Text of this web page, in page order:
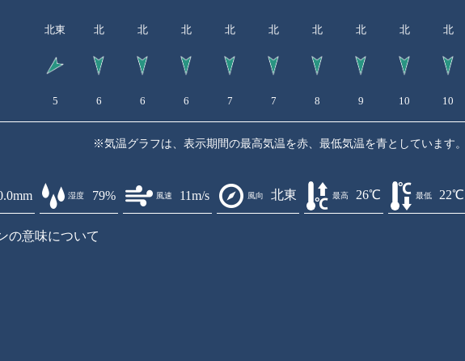
北東 北 北 北 北 北 北 北 北 北
5 6 6 6 7 7 8 9 10 10
※気温グラフは、表示期間の最高気温を赤、最低気温を青としています。
湿度 79% 風速 11m/s 風向 北東 最高 26℃ 最低 22℃
の意味について